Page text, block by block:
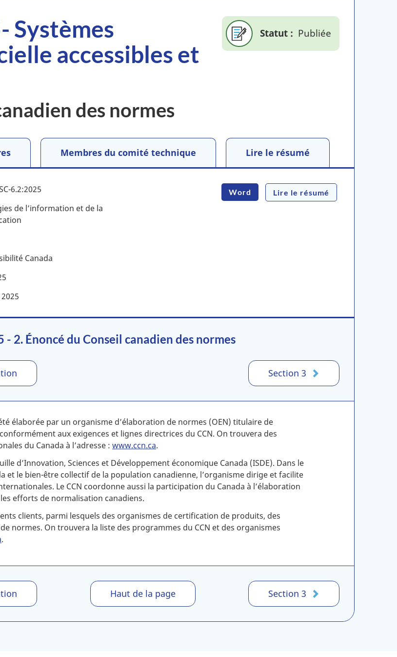
Statut Publiée
Systèmes
accessibles et
des normes
Membres du comité technique Lire le résumé
6.2:2025
de l’information et de la
Canada
2025
Word Lire le résumé
- 2. Énoncé du Conseil canadien des normes
Section 3
élaborée par un organisme d’élaboration de normes (OEN) titulaire de
aux exigences et lignes directrices du CCN. On trouvera des
du Canada à l’adresse : www.ccn.ca.
d’Innovation, Sciences et Développement économique Canada (ISDE). Dans le
et le bien-être collectif de la population canadienne, l’organisme dirige et facilite
Le CCN coordonne aussi la participation du Canada à l’élaboration
efforts de normalisation canadiens.
clients, parmi lesquels des organismes de certification de produits, des
normes. On trouvera la liste des programmes du CCN et des organismes
.
Haut de la page Section 3